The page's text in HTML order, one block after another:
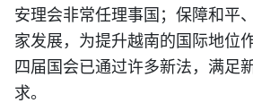
安理会非常任理事国；保障和平
家发展，为提升越南的国际地位
四届国会已通过许多新法，满足
求。